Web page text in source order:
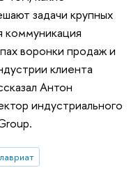
задачи крупных
коммуникация
воронки продаж и
клиента
Антон
индустриального